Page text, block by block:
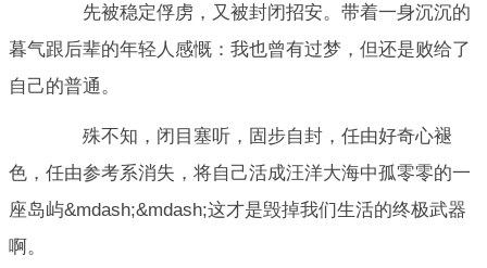
先被稳定俘虏，又被封闭招安。带着一身沉沉的
暮气跟后辈的年轻人感慨：我也曾有过梦，但还是败给了
自己的普通。
殊不知，闭目塞听，固步自封，任由好奇心褪
色，任由参考系消失，将自己活成汪洋大海中孤零零的一
座岛屿&mdash;&mdash;这才是毁掉我们生活的终极武器
啊。